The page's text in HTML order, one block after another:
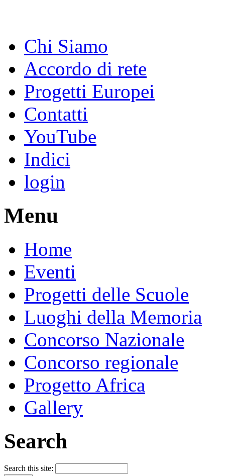
Chi Siamo
Accordo di rete
Progetti Europei
Contatti
YouTube
Indici
login
Menu
Home
Eventi
Progetti delle Scuole
Luoghi della Memoria
Concorso Nazionale
Concorso regionale
Progetto Africa
Gallery
Search
Search this site: